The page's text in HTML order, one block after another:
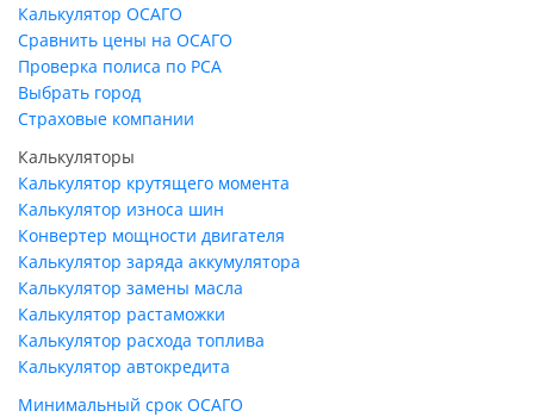
Калькулятор ОСАГО
Сравнить цены на ОСАГО
Проверка полиса по РСА
Выбрать город
Страховые компании
Калькуляторы
Калькулятор крутящего момента
Калькулятор износа шин
Конвертер мощности двигателя
Калькулятор заряда аккумулятора
Калькулятор замены масла
Калькулятор растаможки
Калькулятор расхода топлива
Калькулятор автокредита
Минимальный срок ОСАГО